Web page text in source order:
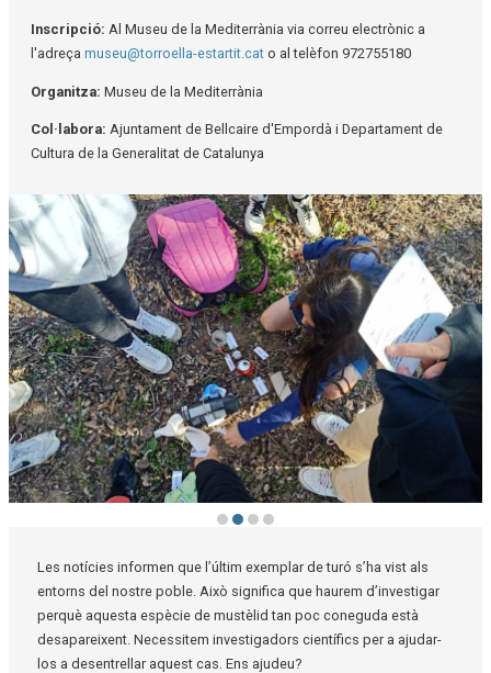
Inscripció: Al Museu de la Mediterrània via correu electrònic a
l'adreça museu@torroella-estartit.cat o al telèfon 972755180
Organitza: Museu de la Mediterrània
Col·labora: Ajuntament de Bellcaire d'Empordà i Departament de
Cultura de la Generalitat de Catalunya
Les notícies informen que l’últim exemplar de turó s’ha vist als
entorns del nostre poble. Això significa que haurem d’investigar
perquè aquesta espècie de mustèlid tan poc coneguda està
desapareixent. Necessitem investigadors científics per a ajudar-
los a desentrellar aquest cas. Ens ajudeu?